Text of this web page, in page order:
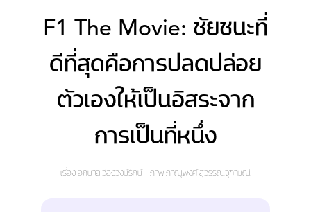
F1 The Movie: ชัยชนะที่
ดีที่สุดคือการปลดปล่อย
ตัวเองให้เป็นอิสระจาก
การเป็นที่หนึ่ง
เรื่อง อภิบาล ว่องวงษ์รักษ์ ภาพ ภาณุพงศ์ สุวรรณจุฑามณี